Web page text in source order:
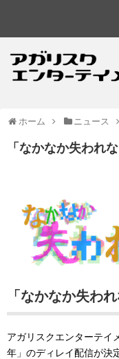
ホーム ニュース
「なかなか失われ
「なかなか失わ
アガリスクエンターテイ
年」のディレイ配信が決